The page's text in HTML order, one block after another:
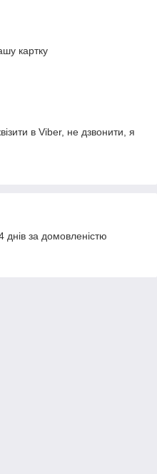
картку
в Viber, не дзвонити, я
за домовленістю